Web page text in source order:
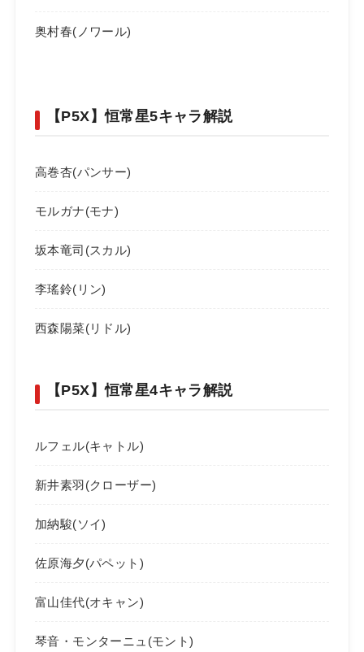
奥村春(ノワール)
【P5X】恒常星5キャラ解説
高巻杏(パンサー)
モルガナ(モナ)
坂本竜司(スカル)
李瑤鈴(リン)
西森陽菜(リドル)
【P5X】恒常星4キャラ解説
ルフェル(キャトル)
新井素羽(クローザー)
加納駿(ソイ)
佐原海夕(パペット)
富山佳代(オキャン)
琴音・モンターニュ(モント)